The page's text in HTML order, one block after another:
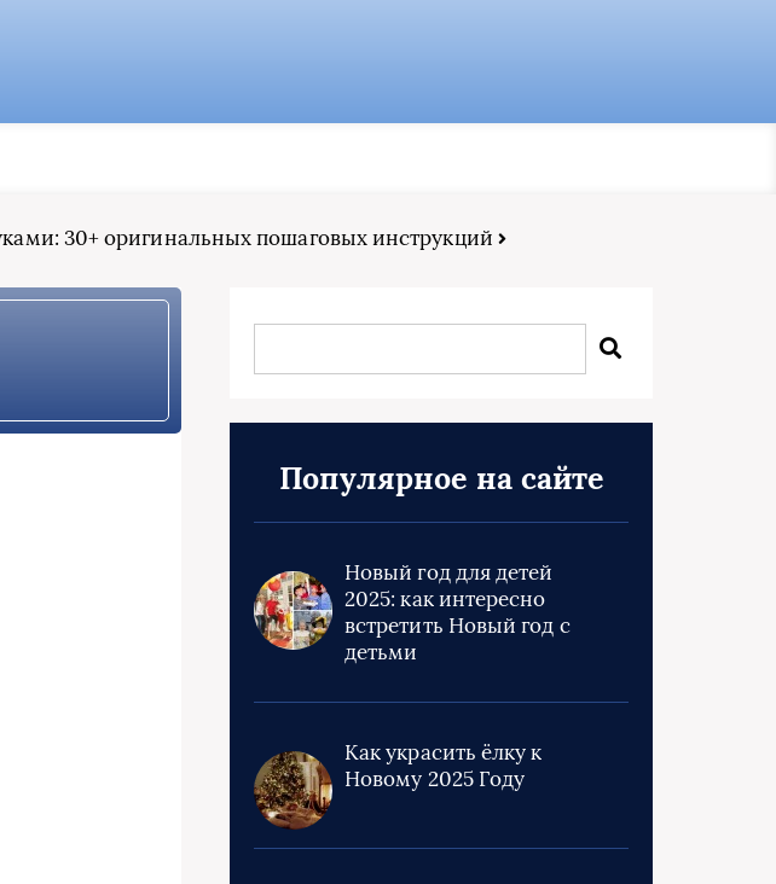
30+ оригинальных пошаговых инструкций
Популярное на сайте
Новый год для детей
2025: как интересно
встретить Новый год с
детьми
Как украсить ёлку к
Новому 2025 Году